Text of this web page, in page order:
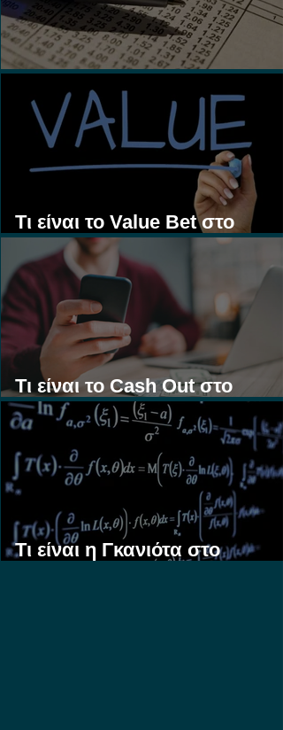
Τι είναι τα Ασιατικά Χάντικαπ;
Τι είναι το Value Bet στο
Στοίχημα;
Τι είναι το Cash Out στο
Στοίχημα;
Τι είναι η Γκανιότα στο